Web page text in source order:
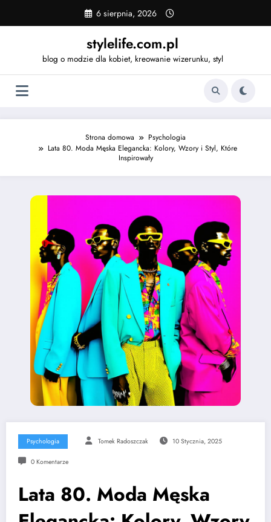
content
6 sierpnia, 2026
stylelife.com.pl
blog o modzie dla kobiet, kreowanie wizerunku, styl
Strona domowa
Psychologia
Lata 80. Moda Męska Elegancka: Kolory, Wzory i Styl, Które
Inspirowały
Psychologia Tomek Radoszczak 10 Stycznia, 2025
0 Komentarze
Lata 80. Moda Męska